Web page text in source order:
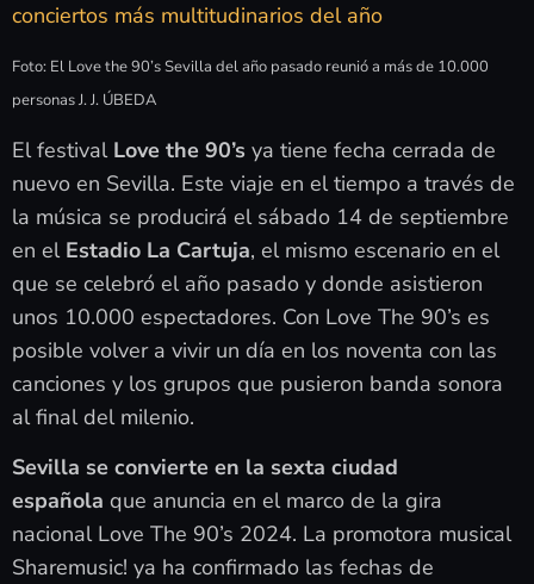
conciertos más multitudinarios del año
Foto: El Love the 90’s Sevilla del año pasado reunió a más de 10.000
personas J. J. ÚBEDA
El festival Love the 90’s ya tiene fecha cerrada de
nuevo en Sevilla. Este viaje en el tiempo a través de
la música se producirá el sábado 14 de septiembre
en el Estadio La Cartuja, el mismo escenario en el
que se celebró el año pasado y donde asistieron
unos 10.000 espectadores. Con Love The 90’s es
posible volver a vivir un día en los noventa con las
canciones y los grupos que pusieron banda sonora
al final del milenio.
Sevilla se convierte en la sexta ciudad
española que anuncia en el marco de la gira
nacional Love The 90’s 2024. La promotora musical
Sharemusic! ya ha confirmado las fechas de